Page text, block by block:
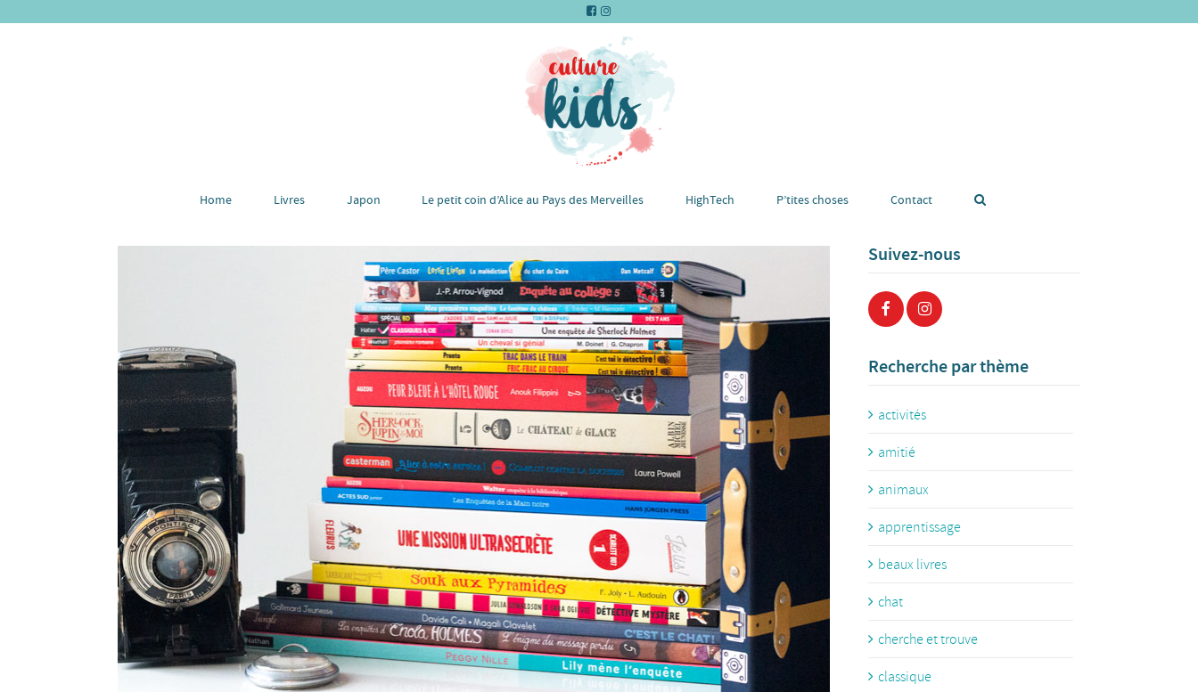
Home Livres Japon Le petit coin d’Alice au Pays des Merveilles HighTech P’tites choses Contact
Suivez-nous
Recherche par thème
activités
amitié
animaux
apprentissage
beaux livres
chat
cherche et trouve
classique